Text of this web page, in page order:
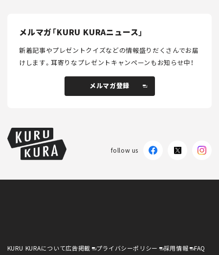
メルマガ「KURU KURAニュース」
新着記事やプレゼントクイズなどの情報盛りだくさんでお届
けします。耳寄りなプレゼントキャンペーンもお知らせ中！
メルマガ登録
follow us
KURU KURAについて広告掲載 プライバシーポリシー 採用情報 FAQ